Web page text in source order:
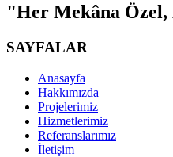
"Her Mekâna
SAYFALAR
Anasayfa
Hakkımızda
Projelerimiz
Hizmetlerimiz
Referanslarımız
İletişim